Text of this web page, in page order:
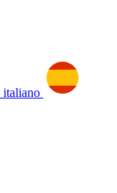
italiano